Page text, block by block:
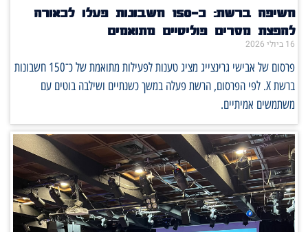
חשיפה ברשת: כ־150 חשבונות פעלו לכאורה
להפצת מסרים פוליטיים מתואמים
16 ביולי 2026
פרסום של אבישי גרינצייג מציג טענות לפעילות מתואמת של כ־150 חשבונות
ברשת X. לפי הפרסום, הרשת פעלה במשך כשנתיים ושילבה בוטים עם
משתמשים אמיתיים.